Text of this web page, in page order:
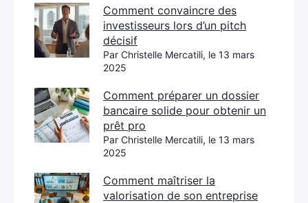
Comment convaincre des
investisseurs lors d’un pitch
décisif
Par Christelle Mercatili, le 13 mars
2025
Comment préparer un dossier
bancaire solide pour obtenir un
prêt pro
Par Christelle Mercatili, le 13 mars
2025
Comment maîtriser la
valorisation de son entreprise